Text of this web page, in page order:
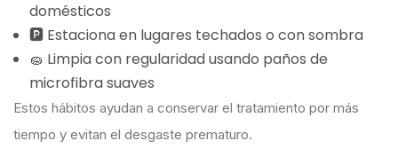
domésticos
🅿️ Estaciona en lugares techados o con sombra
🧽 Limpia con regularidad usando paños de
microfibra suaves
Estos hábitos ayudan a conservar el tratamiento por más
tiempo y evitan el desgaste prematuro.